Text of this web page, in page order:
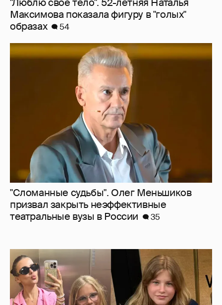
"Сломанные судьбы". Олег Меньшиков
призвал закрыть неэффективные
театральные вузы в России
Внучки Светланы и Фёдора Бондарчук
отдыхают в Испании с матерью и братьями
29